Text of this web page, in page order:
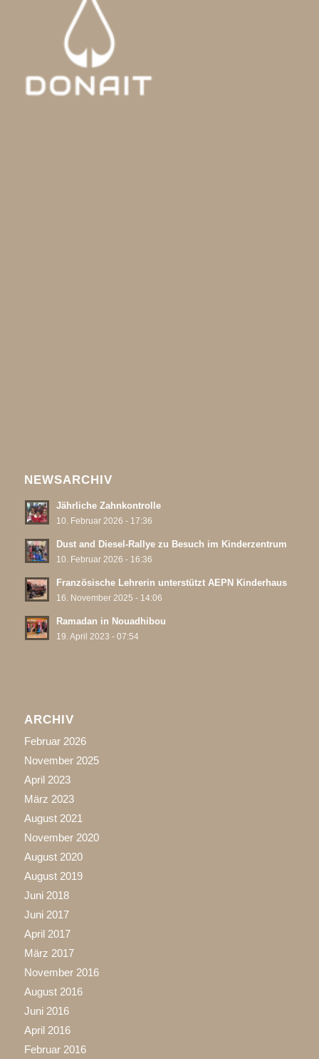
NEWSARCHIV
Jährliche Zahnkontrolle
10. Februar 2026 - 17:36
Dust and Diesel-Rallye zu Besuch im Kinderzentrum
10. Februar 2026 - 16:36
Französische Lehrerin unterstützt AEPN Kinderhaus
16. November 2025 - 14:06
Ramadan in Nouadhibou
19. April 2023 - 07:54
ARCHIV
Februar 2026
November 2025
April 2023
März 2023
August 2021
November 2020
August 2020
August 2019
Juni 2018
Juni 2017
April 2017
März 2017
November 2016
August 2016
Juni 2016
April 2016
Februar 2016